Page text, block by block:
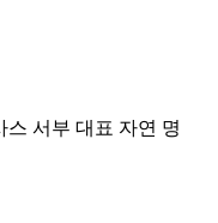
서부 대표 자연 명